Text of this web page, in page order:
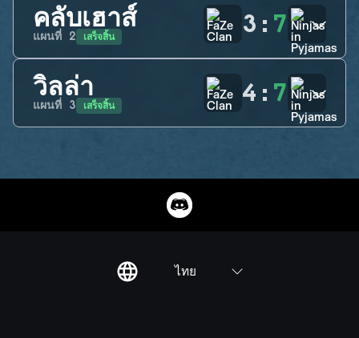
คลับเฮาส์
แผนที่ 2 เสร็จสิ้น 3 : 7
วิลล่า
แผนที่ 3 เสร็จสิ้น 4 : 7
ไทย